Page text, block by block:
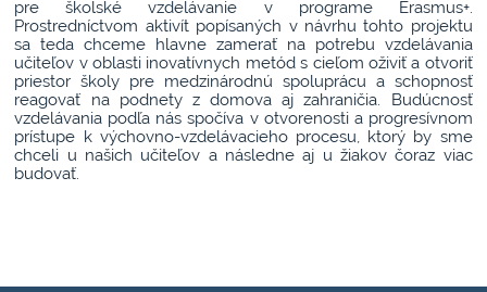
pre školské vzdelávanie v programe Erasmus+.
Prostredníctvom aktivít popísaných v návrhu tohto projektu
sa teda chceme hlavne zamerať na potrebu vzdelávania
učiteľov v oblasti inovatívnych metód s cieľom oživiť a otvoriť
priestor školy pre medzinárodnú spoluprácu a schopnosť
reagovať na podnety z domova aj zahraničia. Budúcnosť
vzdelávania podľa nás spočíva v otvorenosti a progresívnom
prístupe k výchovno-vzdelávacieho procesu, ktorý by sme
chceli u našich učiteľov a následne aj u žiakov čoraz viac
budovať.